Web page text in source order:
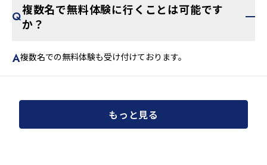
複数名で無料体験に行くことは可能です
か？
複数名での無料体験も受け付けております。
もっと見る